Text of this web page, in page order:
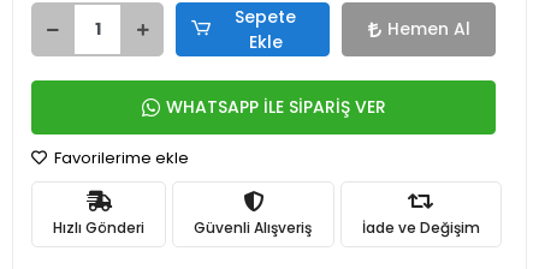
Sepete
Ekle
Hemen Al
WHATSAPP İLE SİPARİŞ VER
Favorilerime ekle
Hızlı Gönderi Güvenli Alışveriş İade ve Değişim